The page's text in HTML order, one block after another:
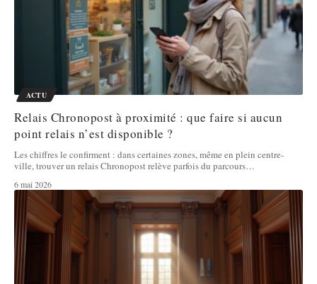
ACTU
Relais Chronopost à proximité : que faire si aucun
point relais n’est disponible ?
Les chiffres le confirment : dans certaines zones, même en plein centre-
ville, trouver un relais Chronopost relève parfois du parcours…
6 mai 2026